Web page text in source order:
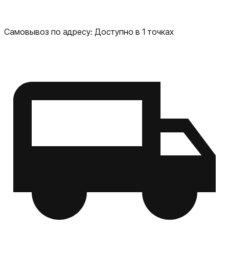
Самовывоз по адресу: Доступно в 1 точках